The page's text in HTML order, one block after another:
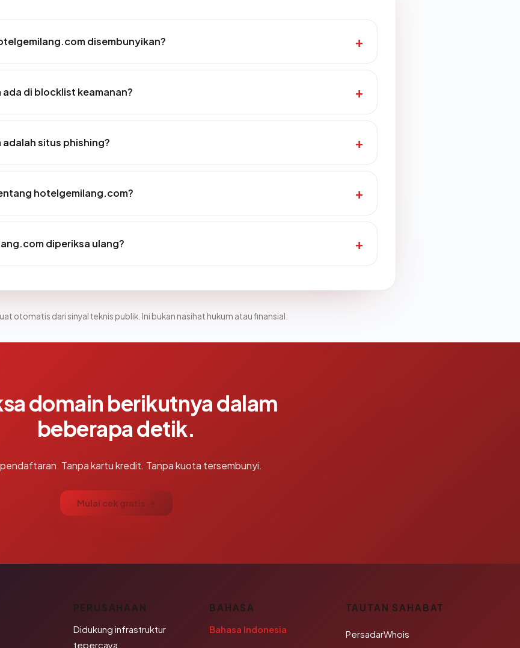
disembunyikan?
di blocklist keamanan?
situs phishing?
hotelgemilang.com?
diperiksa ulang?
otomatis dari sinyal teknis publik. Ini bukan nasihat hukum atau finansial.
domain berikutnya dalam
beberapa detik.
Tanpa kartu kredit. Tanpa kuota tersembunyi.
Mulai cek gratis →
PERUSAHAAN
Didukung infrastruktur
tepercaya
BAHASA
Bahasa Indonesia
TAUTAN SAHABAT
PersadarWhois